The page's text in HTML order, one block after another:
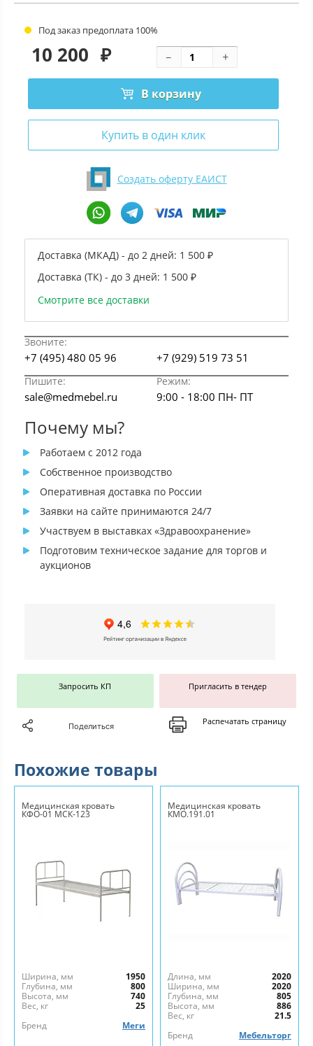
Под заказ предоплата 100%
10 200 ₽
В корзину
Купить в один клик
Создать оферту ЕАИСТ
Доставка (МКАД) - до 2 дней: 1 500 ₽
Доставка (ТК) - до 3 дней: 1 500 ₽
Смотрите все доставки
Звоните:
+7 (495) 480 05 96 +7 (929) 519 73 51
Пишите: Режим:
sale@medmebel.ru 9:00 - 18:00 ПН- ПТ
Почему мы?
Работаем с 2012 года
Собственное производство
Оперативная доставка по России
Заявки на сайте принимаются 24/7
Участвуем в выставках «Здравоохранение»
Подготовим техническое задание для торгов и
аукционов
Запросить КП Пригласить в тендер
Поделиться Распечатать страницу
Похожие товары
Медицинская кровать
КФО-01 МСК-123
Ширина, мм
1950
Глубина, мм
800
Высота, мм
740
Вес, кг
25
Бренд
Меги
Медицинская кровать
КМО.191.01
Длина, мм
2020
Ширина, мм
2020
Глубина, мм
805
Высота, мм
886
Вес, кг
21.5
Бренд
Мебельторг